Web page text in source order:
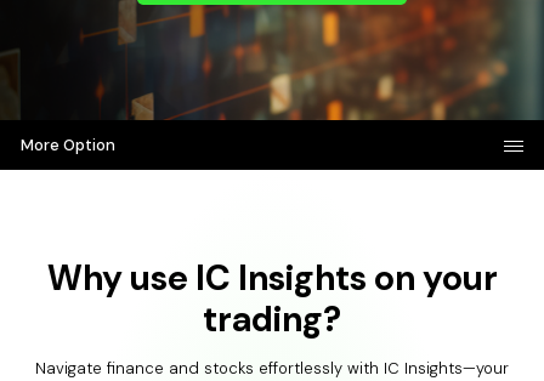
More Option
Why use IC Insights on your
trading?
Navigate finance and stocks effortlessly with IC Insights—your